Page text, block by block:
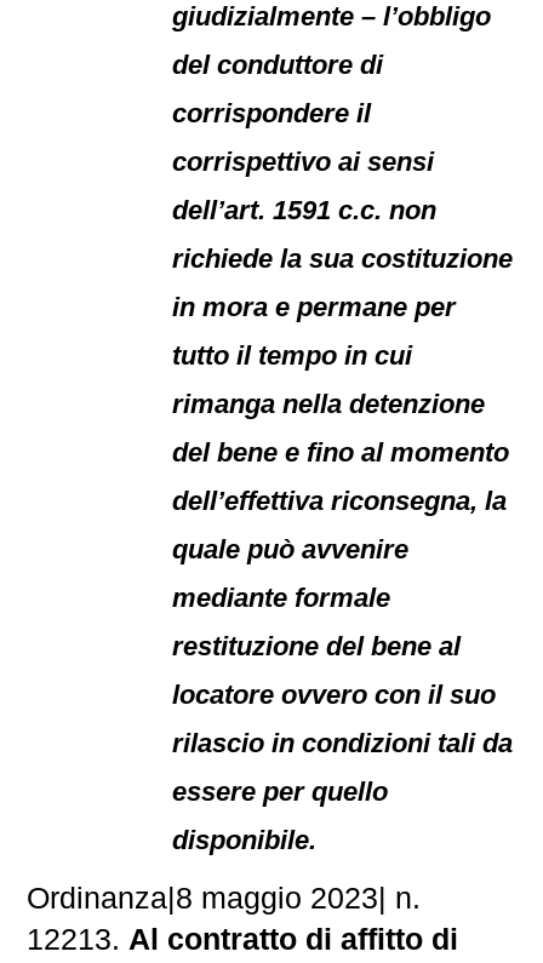
giudizialmente – l’obbligo
del conduttore di
corrispondere il
corrispettivo ai sensi
dell’art. 1591 c.c. non
richiede la sua costituzione
in mora e permane per
tutto il tempo in cui
rimanga nella detenzione
del bene e fino al momento
dell’effettiva riconsegna, la
quale può avvenire
mediante formale
restituzione del bene al
locatore ovvero con il suo
rilascio in condizioni tali da
essere per quello
disponibile.
Ordinanza|8 maggio 2023| n.
12213. Al contratto di affitto di